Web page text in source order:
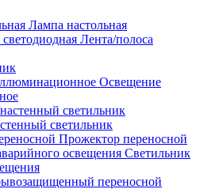
Лампа настольная
Лента/полоса
Освещение
светильник
Прожектор переносной
Светильник
переносной